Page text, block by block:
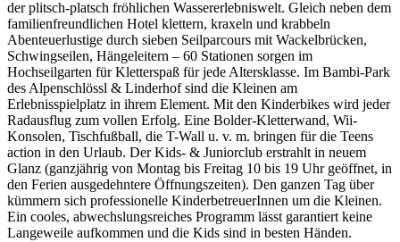
der plitsch-platsch fröhlichen Wassererlebniswelt. Gleich neben dem
familienfreundlichen Hotel klettern, kraxeln und krabbeln
Abenteuerlustige durch sieben Seilparcours mit Wackelbrücken,
Schwingseilen, Hängeleitern – 60 Stationen sorgen im
Hochseilgarten für Kletterspaß für jede Altersklasse. Im Bambi-Park
des Alpenschlössl & Linderhof sind die Kleinen am
Erlebnisspielplatz in ihrem Element. Mit den Kinderbikes wird jeder
Radausflug zum vollen Erfolg. Eine Bolder-Kletterwand, Wii-
Konsolen, Tischfußball, die T-Wall u. v. m. bringen für die Teens
action in den Urlaub. Der Kids- & Juniorclub erstrahlt in neuem
Glanz (ganzjährig von Montag bis Freitag 10 bis 19 Uhr geöffnet, in
den Ferien ausgedehntere Öffnungszeiten). Den ganzen Tag über
kümmern sich professionelle KinderbetreuerInnen um die Kleinen.
Ein cooles, abwechslungsreiches Programm lässt garantiert keine
Langeweile aufkommen und die Kids sind in besten Händen.